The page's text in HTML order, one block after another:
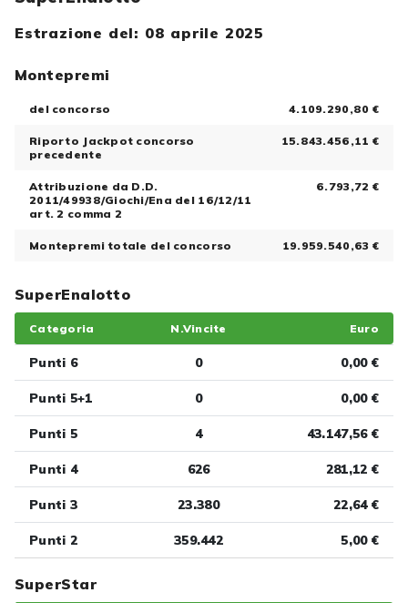
Estrazione del: 08 aprile 2025
Montepremi
del concorso 4.109.290,80 €
Riporto Jackpot concorso
precedente
15.843.456,11 €
Attribuzione da D.D.
2011/49938/Giochi/Ena del 16/12/11
art. 2 comma 2
6.793,72 €
Montepremi totale del concorso 19.959.540,63 €
SuperEnalotto
Categoria N.Vincite Euro
Punti 6 0 0,00 €
Punti 5+1 0 0,00 €
Punti 5 4 43.147,56 €
Punti 4 626 281,12 €
Punti 3 23.380 22,64 €
Punti 2 359.442 5,00 €
SuperStar